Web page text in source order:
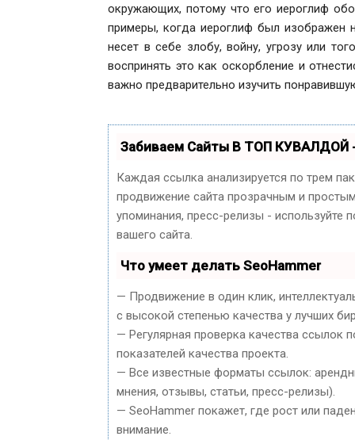
окружающих, потому что его иероглиф
примеры, когда иероглиф был изображен
несет в себе злобу, войну, угрозу или
воспринять это как оскорбление и
важно предварительно изучить
Забиваем Сайты В ТОП КУВАЛДОЙ
Каждая ссылка анализируется по трем
продвижение сайта прозрачным и
упоминания, пресс-релизы - используйте
вашего сайта.
Что умеет делать SeoHammer
— Продвижение в один клик,
с высокой степенью качества у лучших
— Регулярная проверка качества ссылок
показателей качества проекта.
— Все известные форматы ссылок:
мнения, отзывы, статьи, пресс-релизы).
— SeoHammer покажет, где рост или
внимание.